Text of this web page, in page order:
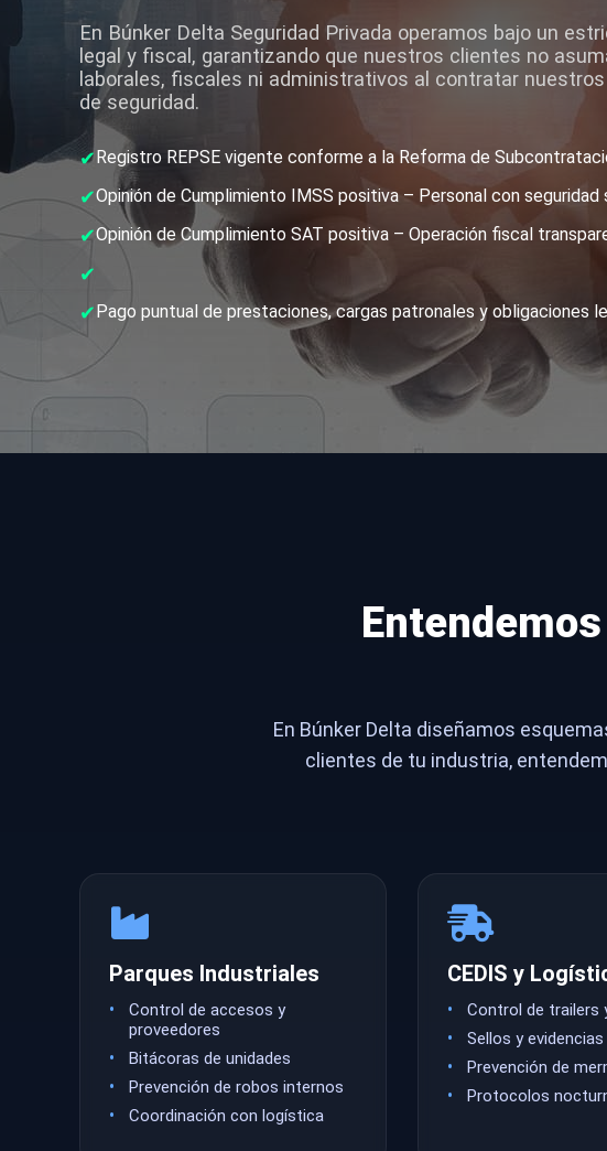
En Búnker Delta Seguridad Privada operamos bajo un
legal y fiscal, garantizando que nuestros clientes no
laborales, fiscales ni administrativos al contratar
de seguridad.
✔Registro REPSE vigente conforme a la Reforma de
✔Opinión de Cumplimiento IMSS positiva – Personal con
✔Opinión de Cumplimiento SAT positiva – Operación fiscal
✔
✔Pago puntual de prestaciones, cargas patronales y obligaciones
En Búnker Delta diseñamos
clientes de tu industria,
Parques Industriales
Control de accesos y
proveedores
Bitácoras de unidades
Prevención de robos internos
Coordinación con logística
CEDIS y
Control de trailers
Sellos y evidencias
Prevención de
Protocolos